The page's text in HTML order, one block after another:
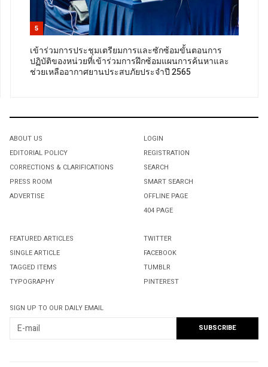
5
เข้าร่วมการประชุมเตรียมการและซักซ้อมขั้นตอนการ
ปฏิบัติของหน่วยที่เข้าร่วมการฝึกซ้อมแผนการค้นหาและ
ช่วยเหลืออากาศยานประสบภัยประจำปี 2565
ABOUT US
EDITORIAL POLICY
CORRECTIONS & CLARIFICATIONS
PRESS ROOM
ADVERTISE
LOGIN
REGISTRATION
SEARCH
SMART SEARCH
OFFLINE PAGE
404 PAGE
FEATURED ARTICLES
SINGLE ARTICLE
TAGGED ITEMS
TYPOGRAPHY
TWITTER
FACEBOOK
TUMBLR
PINTEREST
SIGN UP TO OUR DAILY EMAIL